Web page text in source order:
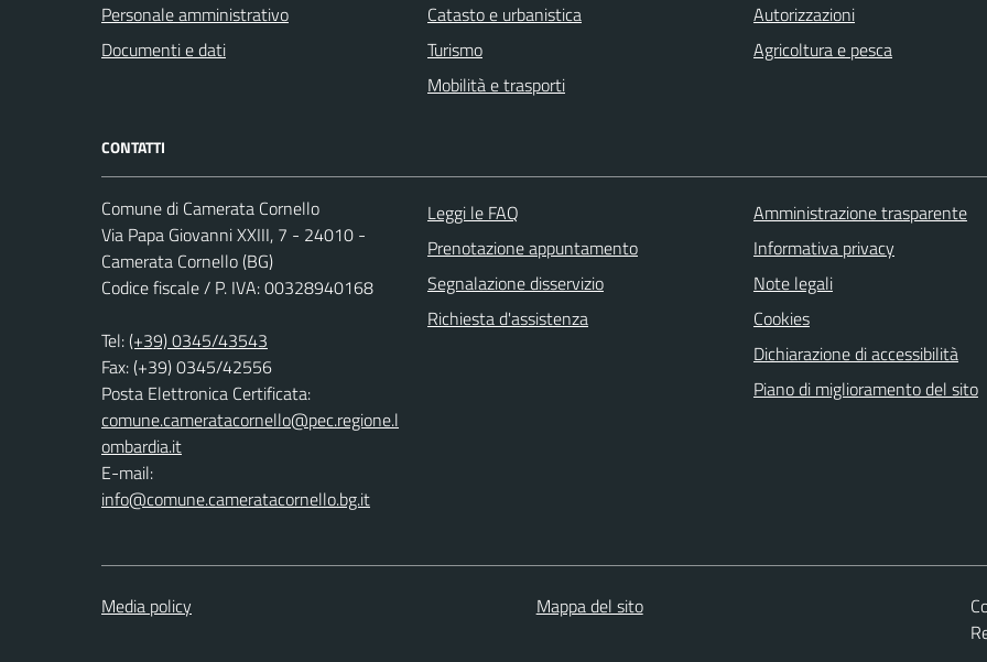
Personale amministrativo
Documenti e dati
Catasto e urbanistica
Turismo
Mobilità e trasporti
Autorizzazioni
Agricoltura e pesca
CONTATTI
Comune di Camerata Cornello
Via Papa Giovanni XXIII, 7 - 24010 -
Camerata Cornello (BG)
Codice fiscale / P. IVA: 00328940168
Tel:(+39) 0345/43543
Fax: (+39) 0345/42556
Posta Elettronica Certificata:
comune.cameratacornello@pec.regione.l
ombardia.it
E-mail:
info@comune.cameratacornello.bg.it
Leggi le FAQ
Prenotazione appuntamento
Segnalazione disservizio
Richiesta d'assistenza
Amministrazione trasparente
Informativa privacy
Note legali
Cookies
Dichiarazione di accessibilità
Piano di miglioramento del sito
Media policy Mappa del sito